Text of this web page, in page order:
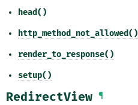
head()
http_method_not_allowed()
render_to_response()
setup()
RedirectView ¶